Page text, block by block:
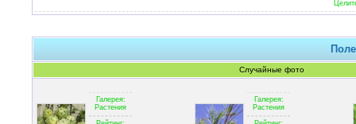
Случайные фото
Галерея:
Растения
Галерея:
Растения